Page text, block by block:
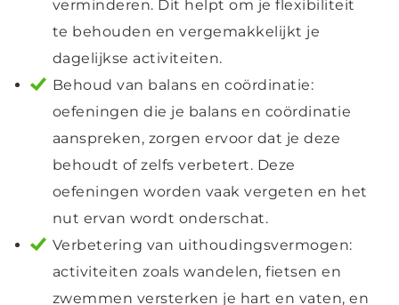
verminderen. Dit helpt om je flexibiliteit
te behouden en vergemakkelijkt je
dagelijkse activiteiten.
Behoud van balans en coördinatie:
oefeningen die je balans en coördinatie
aanspreken, zorgen ervoor dat je deze
behoudt of zelfs verbetert. Deze
oefeningen worden vaak vergeten en het
nut ervan wordt onderschat.
Verbetering van uithoudingsvermogen:
activiteiten zoals wandelen, fietsen en
zwemmen versterken je hart en vaten, en